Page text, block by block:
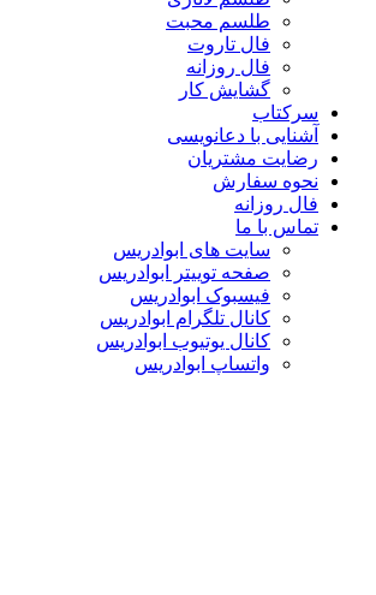
طلسم محبت
فال تاروت
فال روزانه
گشایش کار
سرکتاب
آشنایی با دعانویسی
رضایت مشتریان
نحوه سفارش
فال روزانه
تماس با ما
سایت های ابوادریس
صفحه توییتر ابوادریس
فیسبوک ابوادریس
کانال تلگرام ابوادریس
کانال یوتیوب ابوادریس
واتساپ ابوادریس